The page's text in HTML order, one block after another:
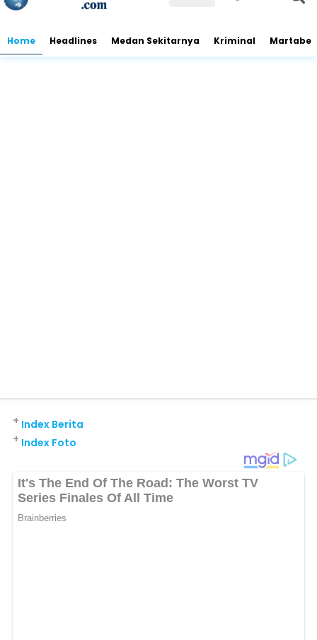
Home Headlines Medan Sekitarnya Kriminal Martabe
Index Berita
+
Index Foto
+